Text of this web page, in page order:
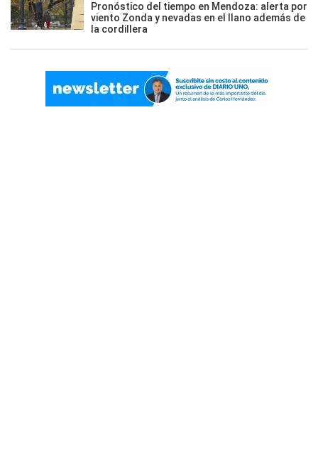
Pronóstico del tiempo en Mendoza: alerta por
viento Zonda y nevadas en el llano además de
la cordillera